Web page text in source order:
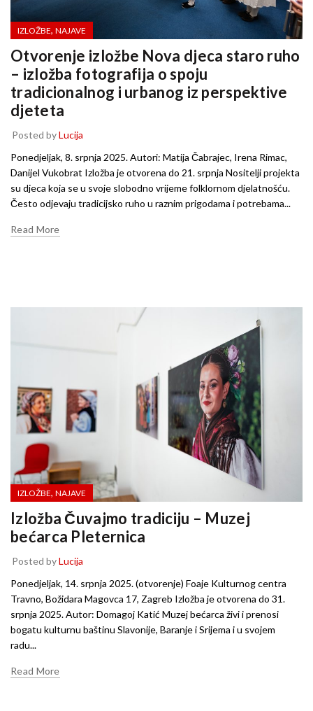
IZLOŽBE, NAJAVE
Otvorenje izložbe Nova djeca staro ruho
– izložba fotografija o spoju
tradicionalnog i urbanog iz perspektive
djeteta
Posted byLucija
Ponedjeljak, 8. srpnja 2025. Autori: Matija Čabrajec, Irena Rimac,
Danijel Vukobrat Izložba je otvorena do 21. srpnja Nositelji projekta
su djeca koja se u svoje slobodno vrijeme folklornom djelatnošću.
Često odjevaju tradicijsko ruho u raznim prigodama i potrebama...
Read More
IZLOŽBE, NAJAVE
Izložba Čuvajmo tradiciju – Muzej
bećarca Pleternica
Posted byLucija
Ponedjeljak, 14. srpnja 2025. (otvorenje) Foaje Kulturnog centra
Travno, Božidara Magovca 17, Zagreb Izložba je otvorena do 31.
srpnja 2025. Autor: Domagoj Katić Muzej bećarca živi i prenosi
bogatu kulturnu baštinu Slavonije, Baranje i Srijema i u svojem
radu...
Read More